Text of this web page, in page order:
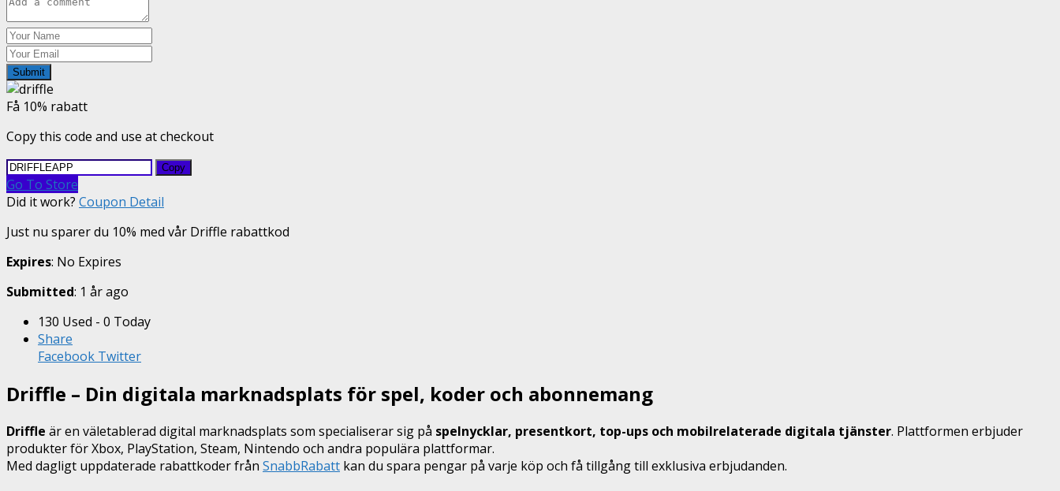
Submit
Få 10% rabatt
Copy this code and use at checkout
Copy
Go To Store
Did it work? Coupon Detail
Just nu sparer du 10% med vår Driffle rabattkod
Expires: No Expires
Submitted: 1 år ago
130 Used - 0 Today
Share
Facebook Twitter
Driffle – Din digitala marknadsplats för spel, koder och abonnemang
Driffle är en väletablerad digital marknadsplats som specialiserar sig på spelnycklar, presentkort, top-ups och mobilrelaterade digitala tjänster. Plattformen erbjuder
produkter för Xbox, PlayStation, Steam, Nintendo och andra populära plattformar.
Med dagligt uppdaterade rabattkoder från SnabbRabatt kan du spara pengar på varje köp och få tillgång till exklusiva erbjudanden.